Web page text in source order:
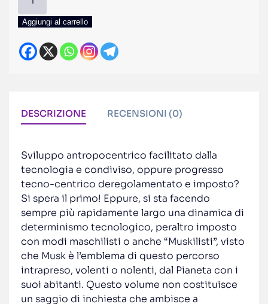
progresso
Muskilista
Stefano
de
Aggiungi al carrello
DESCRIZIONE RECENSIONI (0)
Sviluppo antropocentrico facilitato dalla
tecnologia e condiviso, oppure progresso
tecno-centrico deregolamentato e imposto?
Si spera il primo! Eppure, si sta facendo
sempre più rapidamente largo una dinamica di
determinismo tecnologico, peraltro imposto
con modi maschilisti o anche “Muskilisti”, visto
che Musk è l’emblema di questo percorso
intrapreso, volenti o nolenti, dal Pianeta con i
suoi abitanti. Questo volume non costituisce
un saggio di inchiesta che ambisce a